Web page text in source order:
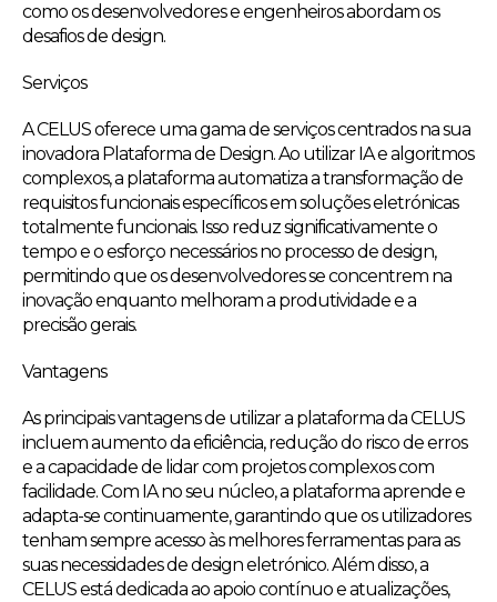
como os desenvolvedores e engenheiros abordam os
desafios de design.
Serviços
A CELUS oferece uma gama de serviços centrados na sua
inovadora Plataforma de Design. Ao utilizar IA e algoritmos
complexos, a plataforma automatiza a transformação de
requisitos funcionais específicos em soluções eletrónicas
totalmente funcionais. Isso reduz significativamente o
tempo e o esforço necessários no processo de design,
permitindo que os desenvolvedores se concentrem na
inovação enquanto melhoram a produtividade e a
precisão gerais.
Vantagens
As principais vantagens de utilizar a plataforma da CELUS
incluem aumento da eficiência, redução do risco de erros
e a capacidade de lidar com projetos complexos com
facilidade. Com IA no seu núcleo, a plataforma aprende e
adapta-se continuamente, garantindo que os utilizadores
tenham sempre acesso às melhores ferramentas para as
suas necessidades de design eletrónico. Além disso, a
CELUS está dedicada ao apoio contínuo e atualizações,